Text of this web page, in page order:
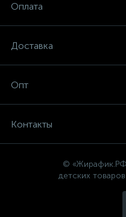
Оплата
Доставка
Опт
Контакты
©
детских